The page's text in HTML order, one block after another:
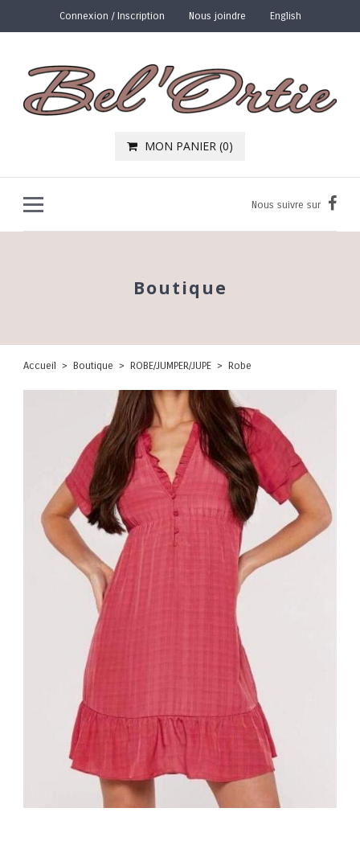
Connexion / Inscription Nous joindre English
MON PANIER (0)
Nous suivre sur
Boutique
Accueil Boutique ROBE/JUMPER/JUPE Robe